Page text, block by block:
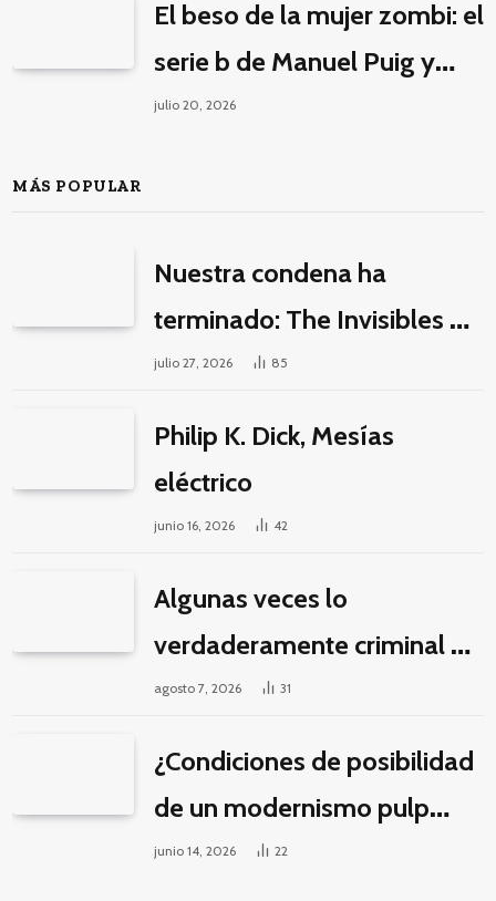
El beso de la mujer zombi: el
serie b de Manuel Puig y
Jacques Tourneur
julio 20, 2026
MÁS POPULAR
Nuestra condena ha
terminado: The Invisibles y
la guerra por la imaginación
julio 27, 2026 85
Philip K. Dick, Mesías
eléctrico
junio 16, 2026 42
Algunas veces lo
verdaderamente criminal es
pasar horas y horas viendo
agosto 7, 2026 31
¿Condiciones de posibilidad
de un modernismo pulp
latinoamericano?
junio 14, 2026 22